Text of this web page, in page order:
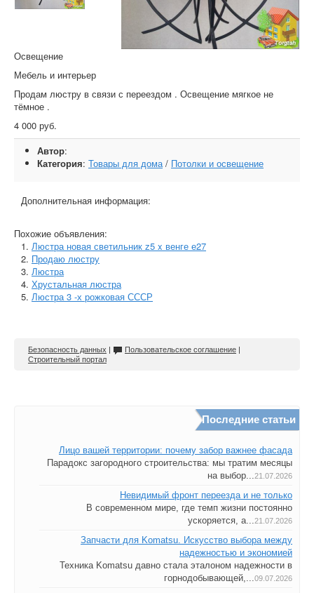
Освещение
Мебель и интерьер
Продам люстру в связи с переездом . Освещение мягкое не
тёмное .
4 000 руб.
Автор:
Категория: Товары для дома/ Потолки и освещение
Дополнительная информация:
Похожие объявления:
Люстра новая светильник z5 x венге е27
Продаю люстру
Люстра
Хрустальная люстра
Люстра 3 -х рожковая СССР
Безопасность данных | Пользовательское соглашение |
Строительный портал
Последние статьи
Лицо вашей территории: почему забор важнее фасада
Парадокс загородного строительства: мы тратим месяцы
на выбор...21.07.2026
Невидимый фронт переезда и не только
В современном мире, где темп жизни постоянно
ускоряется, а...21.07.2026
Запчасти для Komatsu. Искусство выбора между
надежностью и экономией
Техника Komatsu давно стала эталоном надежности в
горнодобывающей,...09.07.2026